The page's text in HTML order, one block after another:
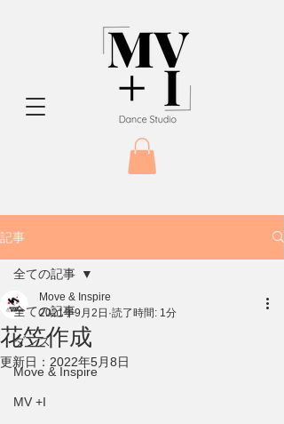
記事
全ての記事
ダンス
Move & Inspire
MV +I
全ての記事
花笠作成
Move & Inspire
2021年9月2日 読了時間: 1分
更新日： 2022年5月8日